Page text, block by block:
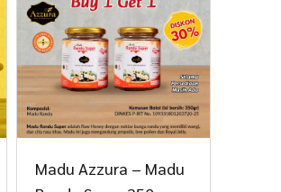
Jelly
Madu Azzura – Madu